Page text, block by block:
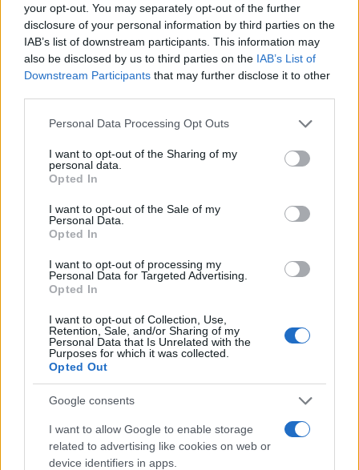
your opt-out. You may separately opt-out of the further
disclosure of your personal information by third parties on the
IAB’s list of downstream participants. This information may
also be disclosed by us to third parties on the IAB’s List of
Downstream Participants that may further disclose it to other
Please note that this website/app uses one or more Google
not limited to your visit or usage behaviour. You may click to
grant or deny consent to Google and its third-party tags to
use your data for below specified purposes in below Google
consent section.
Personal Data Processing Opt Outs
I want to opt-out of the Sharing of my
personal data.
Opted In
I want to opt-out of the Sale of my
Personal Data.
Opted In
I want to opt-out of processing my
Personal Data for Targeted Advertising.
Opted In
I want to opt-out of Collection, Use,
Retention, Sale, and/or Sharing of my
Personal Data that Is Unrelated with the
Purposes for which it was collected.
Opted Out
Google consents
I want to allow Google to enable storage
related to advertising like cookies on web or
device identifiers in apps.
Continua a leggere
FOCUS PMI
Scopri il Voucher Doppia Transizione 2026 per
Digitalizzazione e Sostenibilità